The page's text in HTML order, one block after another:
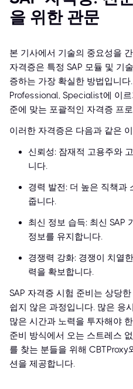
을 위한 관문
본 기사에서 기술의 중요성을
자격증은 특정 SAP 모듈 및 기
증하는 가장 확실한 방법입니
Professional, Specialist에 이
준에 맞는 포괄적인 자격증 프
이러한 자격증은 다음과 같은
신뢰성: 잠재적 고용주와
니다.
경력 발전: 더 높은 직책과
줍니다.
최신 정보 습득: 최신 SAP
정보를 유지합니다.
경쟁력 강화: 경쟁이 치열
력을 확보합니다.
SAP 자격증 시험 준비는 상당
쉽지 않은 과정입니다. 많은 응
많은 시간과 노력을 투자해야
준비 방식에서 오는 스트레스
를 찾는 분들을 위해
션을 제공합니다.